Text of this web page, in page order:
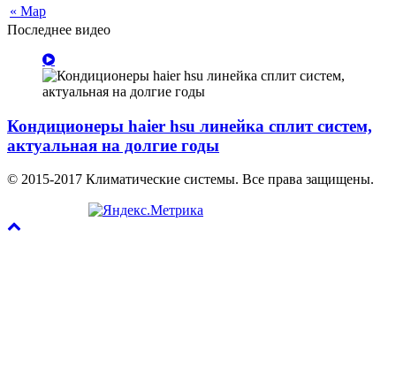
« Мар
Последнее видео
Кондиционеры haier hsu линейка сплит систем,
актуальная на долгие годы
© 2015-2017 Климатические системы. Все права защищены.